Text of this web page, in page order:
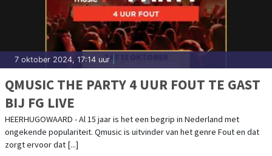
7 oktober 2024, 17:14 uur
QMUSIC THE PARTY 4 UUR FOUT TE GAST
BIJ FG LIVE
HEERHUGOWAARD - Al 15 jaar is het een begrip in Nederland met
ongekende populariteit. Qmusic is uitvinder van het genre Fout en dat
zorgt ervoor dat [...]